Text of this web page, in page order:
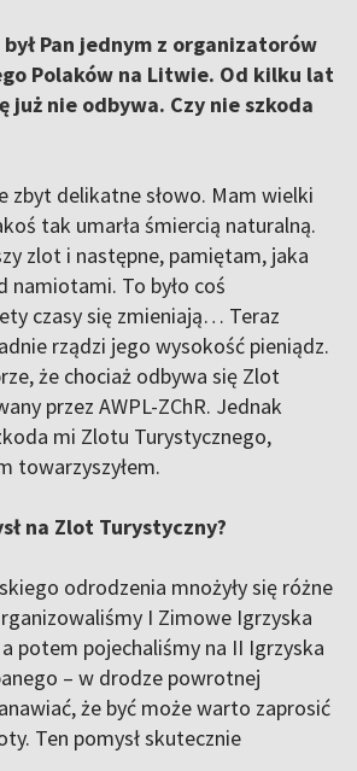
Pan jednym z organizatorów
Polaków na Litwie. Od kilku lat
już nie odbywa. Czy nie szkoda
zbyt delikatne słowo. Mam wielki
tak umarła śmiercią naturalną.
zlot i następne, pamiętam, jaka
namiotami. To było coś
czasy się zmieniają… Teraz
rządzi jego wysokość pieniądz.
że chociaż odbywa się Zlot
przez AWPL-ZChR. Jednak
mi Zlotu Turystycznego,
towarzyszyłem.
na Zlot Turystyczny?
odrodzenia mnożyły się różne
I Zimowe Igrzyska
potem pojechaliśmy na II Igrzyska
– w drodze powrotnej
że być może warto zaprosić
Ten pomysł skutecznie